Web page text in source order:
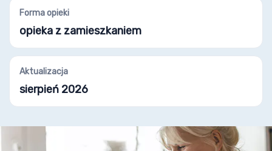
Forma opieki
opieka z zamieszkaniem
Aktualizacja
sierpień 2026